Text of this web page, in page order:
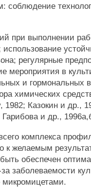
соблюдение
при выполнении
регулярные
мероприятия в
и гормональных
химических
1982; Казокин и др.,
Гарибова и др.,
комплекса
к желаемым
обеспечен
заболеваемости